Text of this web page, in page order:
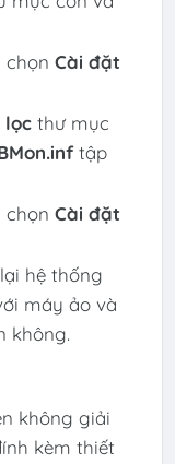
chọn Cài đặt
lọcthư mục
tập
chọn Cài đặt
hệ thống
máy ảo và
không.
không giải
kèm thiết